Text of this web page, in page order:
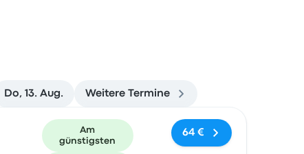
Do, 13. Aug. Weitere Termine
Am
günstigsten
64 €